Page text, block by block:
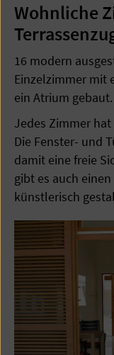
Wohnliche
16 modern
Einzelzimmer mit
ein Atrium gebaut.
Jedes Zimmer
Die Fenster- und
damit eine freie
gibt es auch
künstlerisch